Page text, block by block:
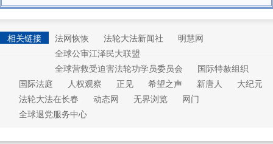
相关链接 法网恢恢 法轮大法新闻社
明慧网
全球公审江泽民大联盟
全球营救受迫害法轮功学员委员会
国际特赦组织
国际法庭
人权观察 正见 希望之声 新唐人
大纪元
法轮大法在长春
动态网 无界浏览
网门
全球退党服务中心